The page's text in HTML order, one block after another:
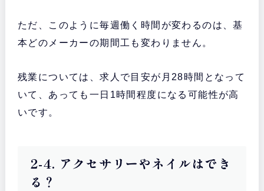
ただ、このように毎週働く時間が変わるのは、基
本どのメーカーの期間工も変わりません。
残業については、求人で目安が月28時間となって
いて、あっても一日1時間程度になる可能性が高
いです。
2-4. アクセサリーやネイルはでき
る？